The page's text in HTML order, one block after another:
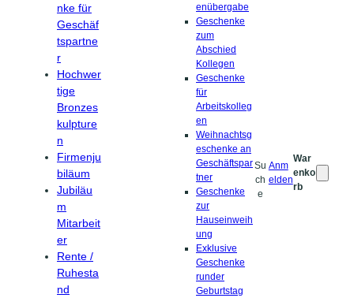
nke für
Geschäf
tspartne
r
Hochwer
tige
Bronzes
kulpture
n
Firmenju
biläum
Jubiläu
m
Mitarbeit
er
Rente /
Ruhesta
nd
enübergabe
Geschenke
zum
Abschied
Kollegen
Geschenke
für
Arbeitskolleg
en
Weihnachtsg
eschenke an
Geschäftspar
tner
Geschenke
zur
Hauseinweih
ung
Exklusive
Geschenke
runder
Geburtstag
Su
ch
e
Anm
elden
War
enko
rb